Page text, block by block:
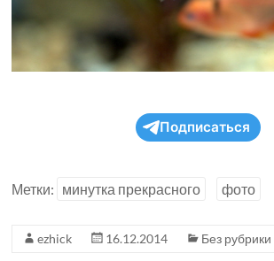
Подписаться
Метки: минутка прекрасного фото
ezhick 16.12.2014 Без рубрики